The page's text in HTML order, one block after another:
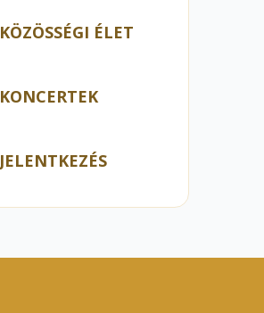
KÖZÖSSÉGI ÉLET
KONCERTEK
JELENTKEZÉS